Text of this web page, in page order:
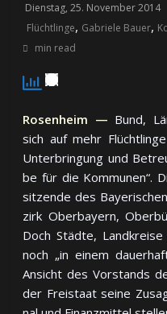
Dienstag, 25. November 2014
Flüchtlinge, Gabriele Bauer,
min read
Rosenheim — Bund,
sich auf mehr
Un­ter­brin­gung und
be für die Kom­mu­nen“.
sit­zen­de des
zirk Oberbayern,
Doch Städ­te,
noch „in ei­nem
An­sicht des Vor­stands
der Frei­staat sei­ne